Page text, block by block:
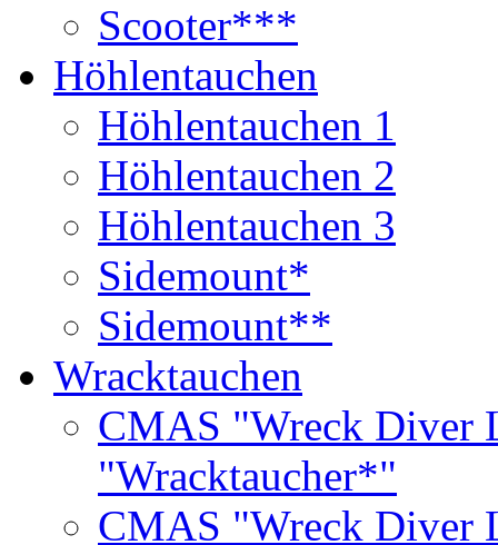
Scooter***
Höhlentauchen
Höhlentauchen 1
Höhlentauchen 2
Höhlentauchen 3
Sidemount*
Sidemount**
Wracktauchen
CMAS "Wreck Diver
"Wracktaucher*"
CMAS "Wreck Diver